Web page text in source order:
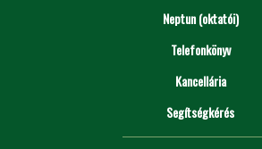
Neptun (oktatói)
Telefonkönyv
Kancellária
Segítségkérés